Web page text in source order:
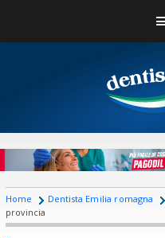
Home Dentista Emilia romagna
provincia